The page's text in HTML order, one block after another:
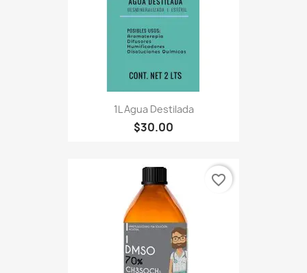
1L Agua Destilada
$30.00
favorite_border